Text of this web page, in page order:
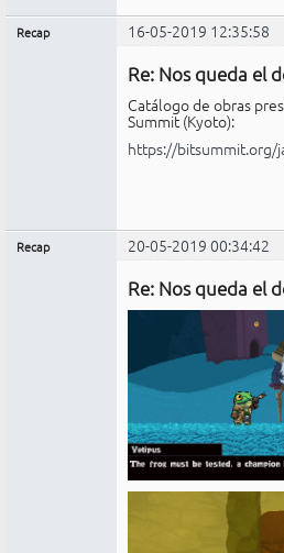
Recap 16-05-2019 12:35:58
Re: Nos queda el
Catálogo de obras
Summit (Kyoto):
https://bitsummit.org/
Recap 20-05-2019 00:34:42
Re: Nos queda el